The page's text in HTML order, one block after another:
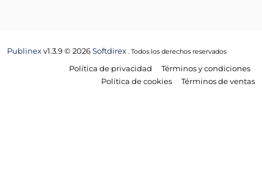
Publinexv1.3.9 © 2026Softdirex . Todos los derechos reservados
Política de privacidad
Términos y condiciones
Política de cookies
Términos de ventas